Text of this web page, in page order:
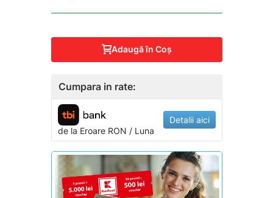
Adaugă în Coş
Cumpara in rate:
de la EroareRON / Luna
Detalii aici